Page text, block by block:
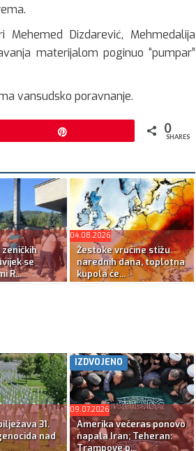
Dizdarević, Mehmedalija
materijalom poginuo “pumpar”
vansudsko poravnanje.
0
SHARES
se
R...
04.08.2026
Žestoke vrućine stižu
narednih dana, toplotna
kupola će...
31.
nad
IZDVOJENO
09.07.2026
Amerika večeras ponovo
napala Iran; Teheran:
Trampove p...